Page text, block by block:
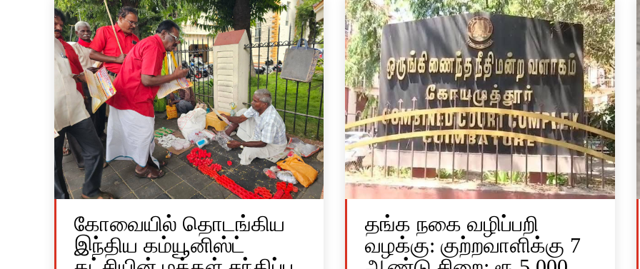
கோவையில் தொடங்கிய
இந்திய கம்யூனிஸ்ட்
தங்க நகை வழிப்பறி
வழக்கு: குற்றவாளிக்கு 7